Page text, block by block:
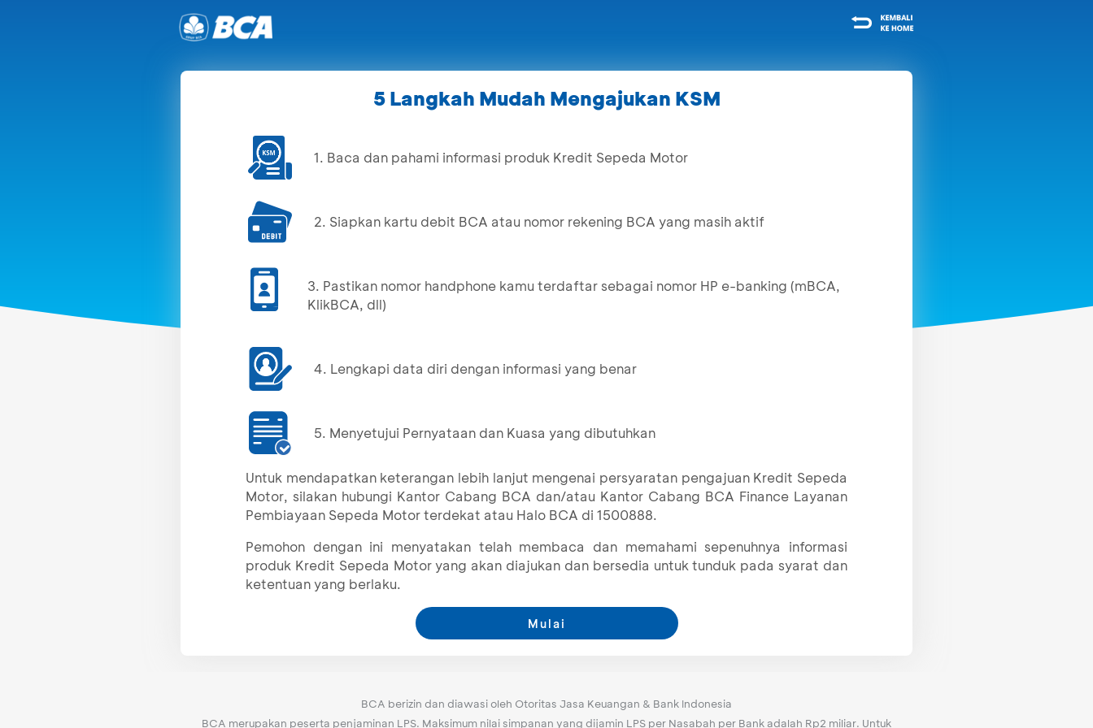
5 Langkah Mudah Mengajukan KSM
1. Baca dan pahami informasi produk Kredit Sepeda Motor
2. Siapkan kartu debit BCA atau nomor rekening BCA yang masih aktif
3. Pastikan nomor handphone kamu terdaftar sebagai nomor HP e-banking (mBCA,
KlikBCA, dll)
4. Lengkapi data diri dengan informasi yang benar
5. Menyetujui Pernyataan dan Kuasa yang dibutuhkan
Untuk mendapatkan keterangan lebih lanjut mengenai persyaratan pengajuan Kredit Sepeda
Motor, silakan hubungi Kantor Cabang BCA dan/atau Kantor Cabang BCA Finance Layanan
Pembiayaan Sepeda Motor terdekat atau Halo BCA di 1500888.
Pemohon dengan ini menyatakan telah membaca dan memahami sepenuhnya informasi
produk Kredit Sepeda Motor yang akan diajukan dan bersedia untuk tunduk pada syarat dan
ketentuan yang berlaku.
Mulai
BCA berizin dan diawasi oleh Otoritas Jasa Keuangan & Bank Indonesia
BCA merupakan peserta penjaminan LPS. Maksimum nilai simpanan yang dijamin LPS per Nasabah per Bank adalah Rp2 miliar. Untuk